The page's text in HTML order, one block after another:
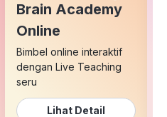
Brain Academy
Online
Bimbel online interaktif
dengan Live Teaching
seru
Lihat Detail